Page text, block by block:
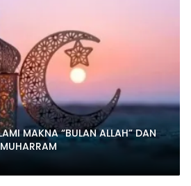
MAKNA “BULAN ALLAH” DAN